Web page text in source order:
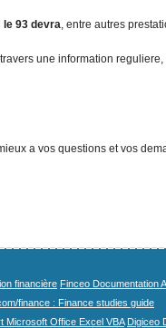
93 devra, entre autres
une information
a vos questions et vos
financière Finceo Documentation
finance : Finance studies guide
Microsoft Office Excel VBA Digiceo